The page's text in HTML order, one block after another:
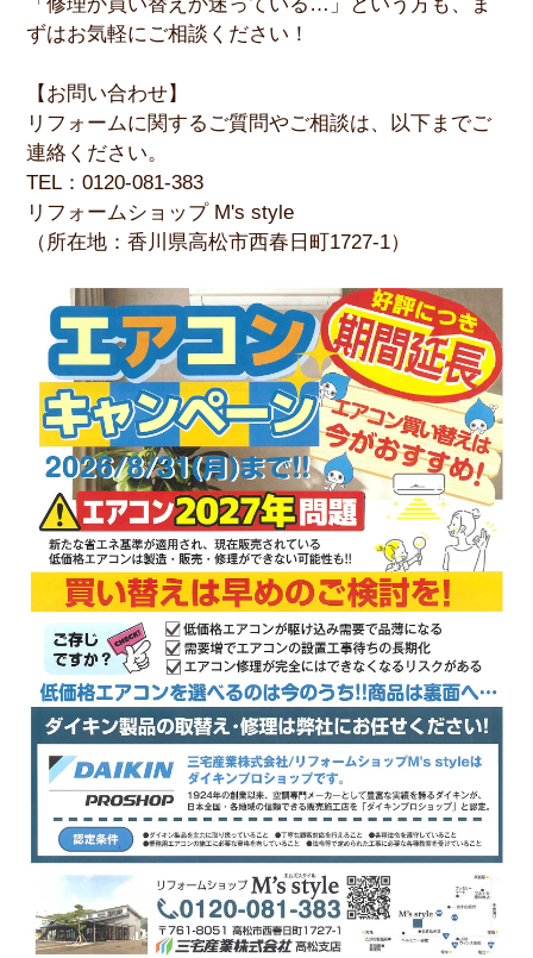
ずはお気軽にご相談ください！
【お問い合わせ】
リフォームに関するご質問やご相談は、以下までご
連絡ください。
TEL：0120-081-383
リフォームショップ M's style
（所在地：香川県高松市西春日町1727-1）